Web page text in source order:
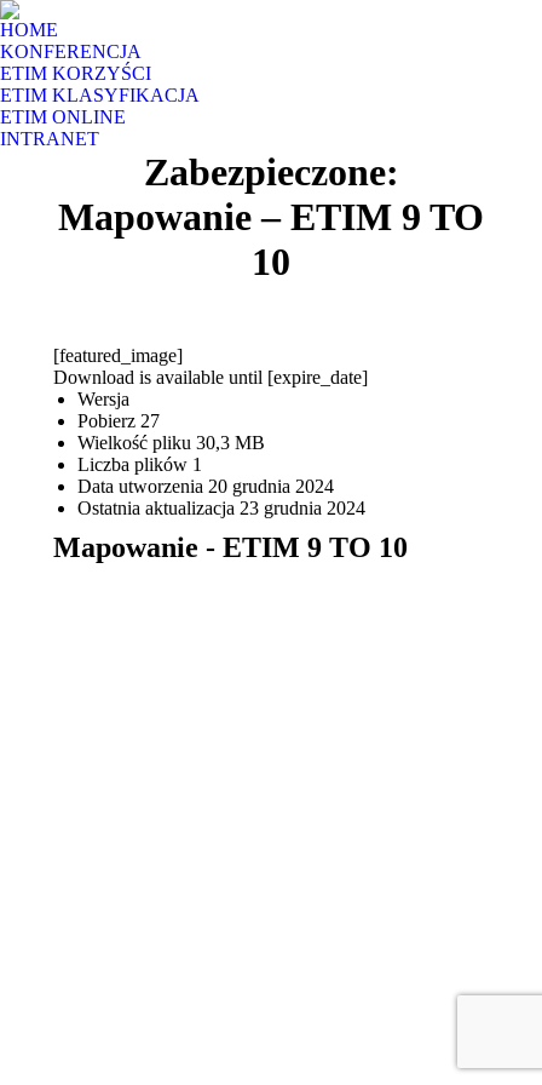
HOME
KONFERENCJA
ETIM KORZYŚCI
ETIM KLASYFIKACJA
ETIM ONLINE
INTRANET
Zabezpieczone:
Mapowanie – ETIM 9 TO
10
[featured_image]
Download is available until [expire_date]
Wersja
Pobierz 27
Wielkość pliku 30,3 MB
Liczba plików 1
Data utworzenia 20 grudnia 2024
Ostatnia aktualizacja 23 grudnia 2024
Mapowanie - ETIM 9 TO 10